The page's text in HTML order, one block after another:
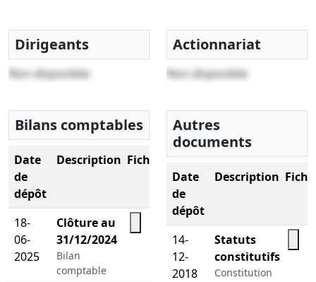
Dirigeants
Non disponible
Actionnariat
Non disponible
Bilans comptables
Date
de
dépôt
Description Fichier
18-
06-
2025
Clôture au
31/12/2024
Bilan
comptable
Autres
documents
Date
de
dépôt
Description
14-
12-
2018
Statuts
constitutifs
Constitution